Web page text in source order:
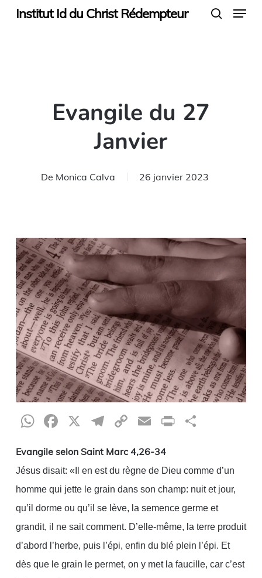
SkipInstitut Id du Christ Rédempteur Menu
Evangile du 27
Janvier
De Monica Calva 26 janvier 2023
WhatsApp
Facebook
X Telegram
CopyEmailPrint
Evangile selon Saint Marc 4,26-34
Jésus disait: «Il en est du règne de Dieu comme d’un
homme qui jette le grain dans son champ: nuit et jour,
qu’il dorme ou qu’il se lève, la semence germe et
grandit, il ne sait comment. D’elle-même, la terre produit
d’abord l’herbe, puis l’épi, enfin du blé plein l’épi. Et
dès que le grain le permet, on y met la faucille, car c’est